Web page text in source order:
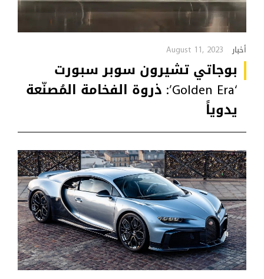
أخبار August 11, 2023
بوجاتي تشيرون سوبر سبورت
‘Golden Era’: ذروة الفخامة المُصنّعة
يدوياً